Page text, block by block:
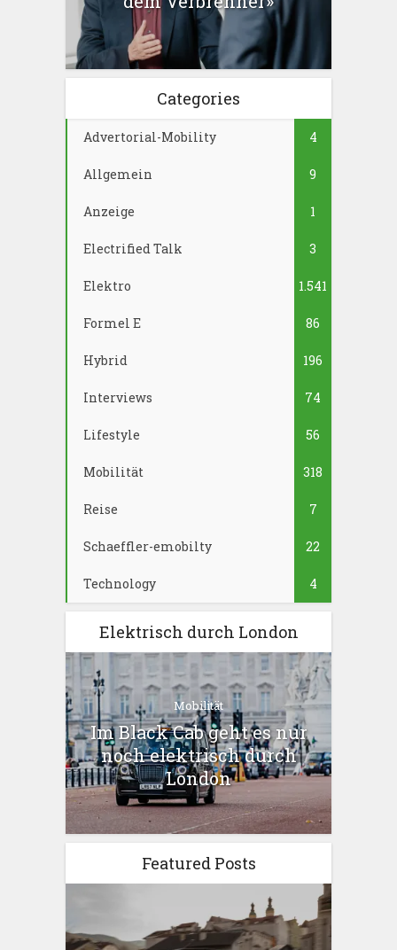
Categories
Advertorial-Mobility 4
Allgemein 9
Anzeige 1
Electrified Talk 3
Elektro 1.541
Formel E 86
Hybrid 196
Interviews 74
Lifestyle 56
Mobilität 318
Reise 7
Schaeffler-emobilty 22
Technology 4
Elektrisch durch London
Mobilität
Im Black Cab geht es nur
noch elektrisch durch
London
Featured Posts